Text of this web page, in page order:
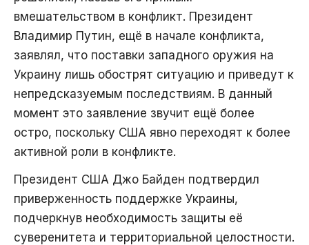
вмешательством в конфликт. Президент
Владимир Путин, ещё в начале конфликта,
заявлял, что поставки западного оружия на
Украину лишь обострят ситуацию и приведут к
непредсказуемым последствиям. В данный
момент это заявление звучит ещё более
остро, поскольку США явно переходят к более
активной роли в конфликте.
Президент США Джо Байден подтвердил
приверженность поддержке Украины,
подчеркнув необходимость защиты её
суверенитета и территориальной целостности.